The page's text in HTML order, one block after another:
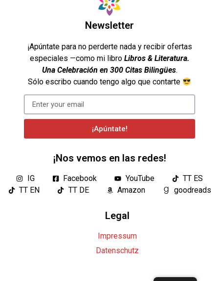
Newsletter
¡Apúntate para no perderte nada y recibir ofertas
especiales —como mi libro Libros & Literatura.
Una Celebración en 300 Citas Bilingües.
Sólo escribo cuando tengo algo que contarte
¡Apúntate!
¡Nos vemos en las redes!
IG Facebook YouTube
TT ES
TT EN
TT DE Amazon goodreads
Legal
Impressum
Datenschutz